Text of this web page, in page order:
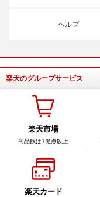
ヘルプ
楽天のグループサービス
楽天市場
商品数は1億点以上
楽天カード